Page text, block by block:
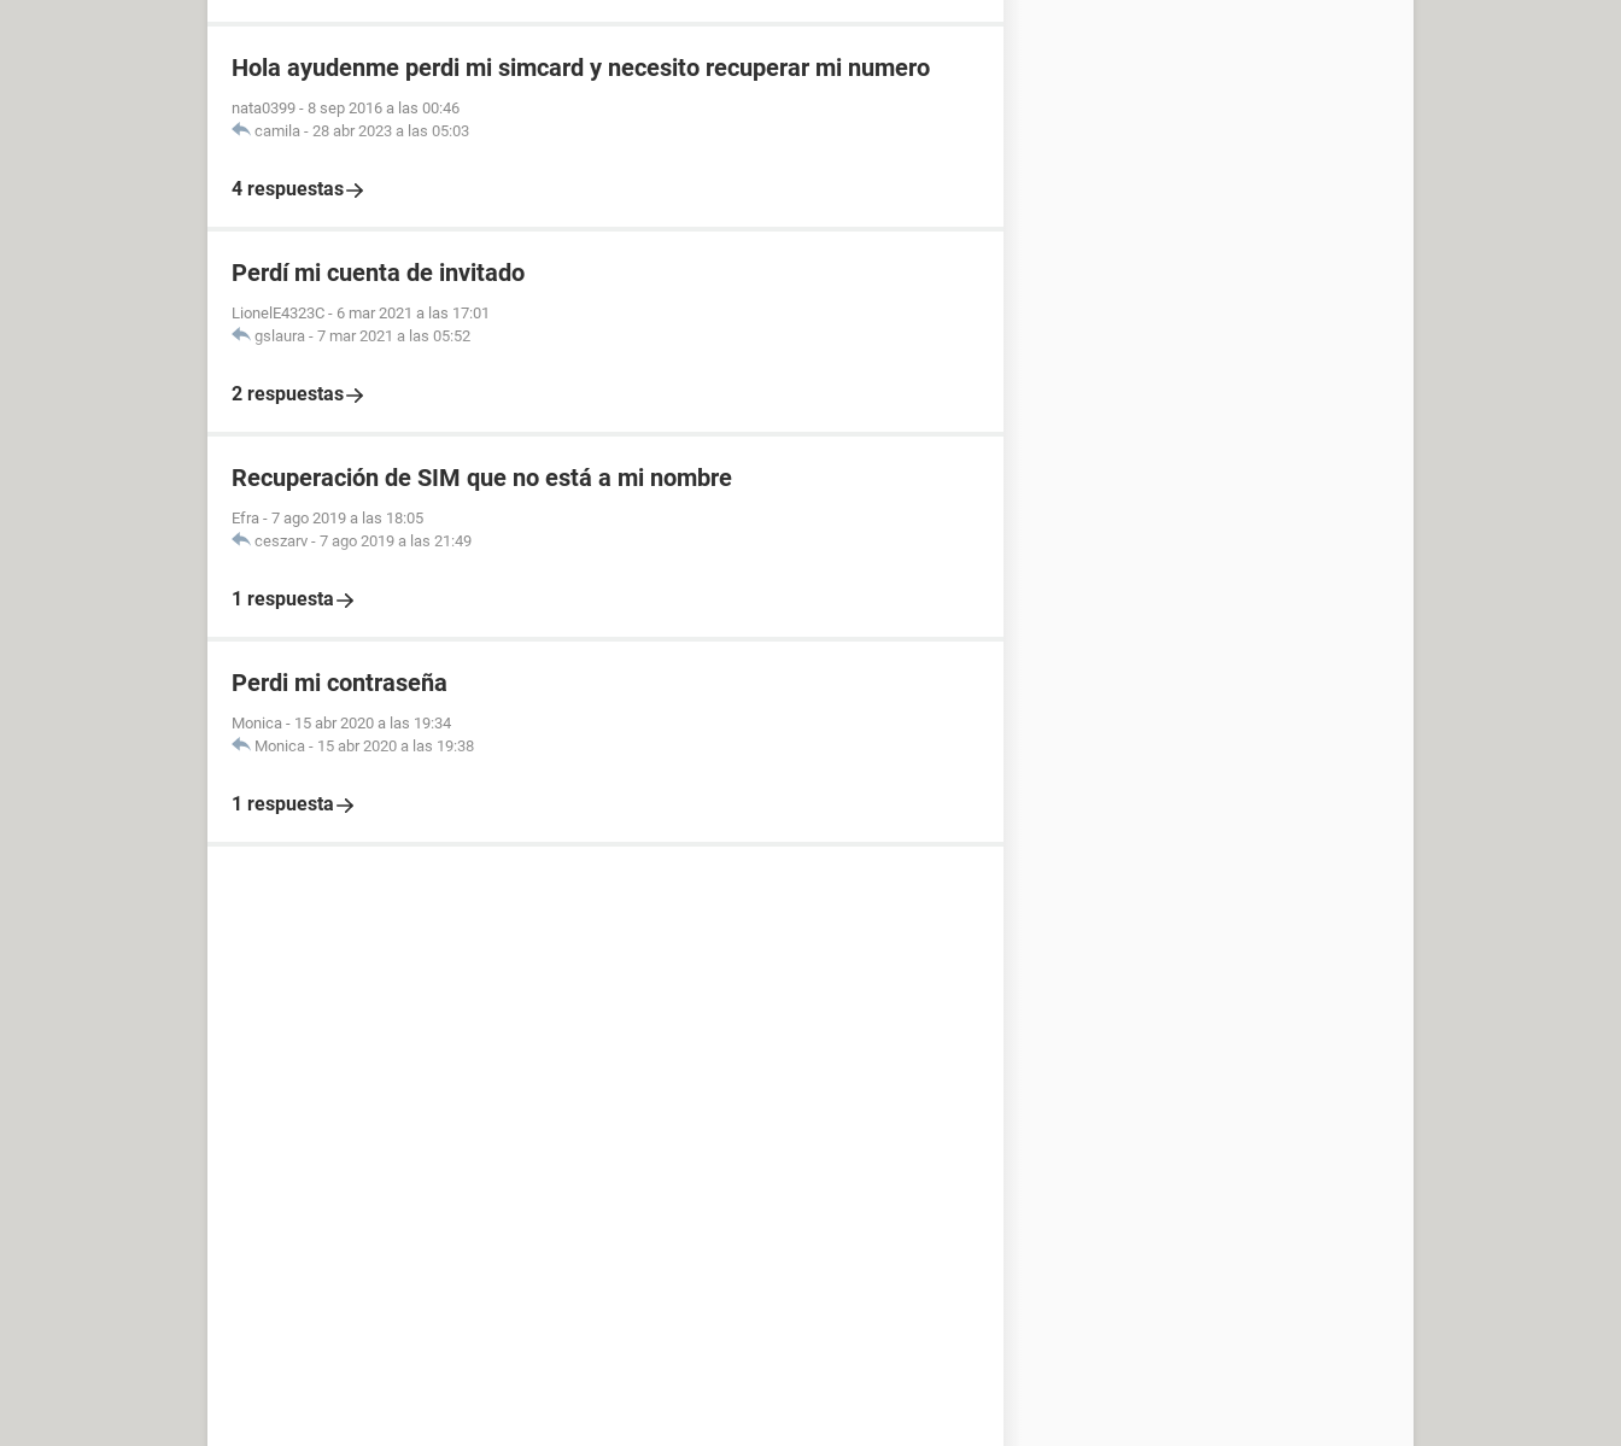
Hola ayudenme perdi mi simcard y necesito recuperar mi numero
nata0399 - 8 sep 2016 a las 00:46
camila - 28 abr 2023 a las 05:03
4 respuestas
Perdí mi cuenta de invitado
LionelE4323C - 6 mar 2021 a las 17:01
gslaura - 7 mar 2021 a las 05:52
2 respuestas
Recuperación de SIM que no está a mi nombre
Efra - 7 ago 2019 a las 18:05
ceszarv - 7 ago 2019 a las 21:49
1 respuesta
Perdi mi contraseña
Monica - 15 abr 2020 a las 19:34
Monica - 15 abr 2020 a las 19:38
1 respuesta